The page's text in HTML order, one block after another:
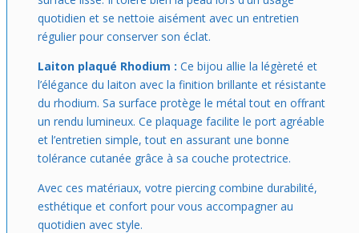
quotidien et se nettoie aisément avec un entretien
régulier pour conserver son éclat.
Laiton plaqué Rhodium : Ce bijou allie la légèreté et
l’élégance du laiton avec la finition brillante et résistante
du rhodium. Sa surface protège le métal tout en offrant
un rendu lumineux. Ce plaquage facilite le port agréable
et l’entretien simple, tout en assurant une bonne
tolérance cutanée grâce à sa couche protectrice.
Avec ces matériaux, votre piercing combine durabilité,
esthétique et confort pour vous accompagner au
quotidien avec style.